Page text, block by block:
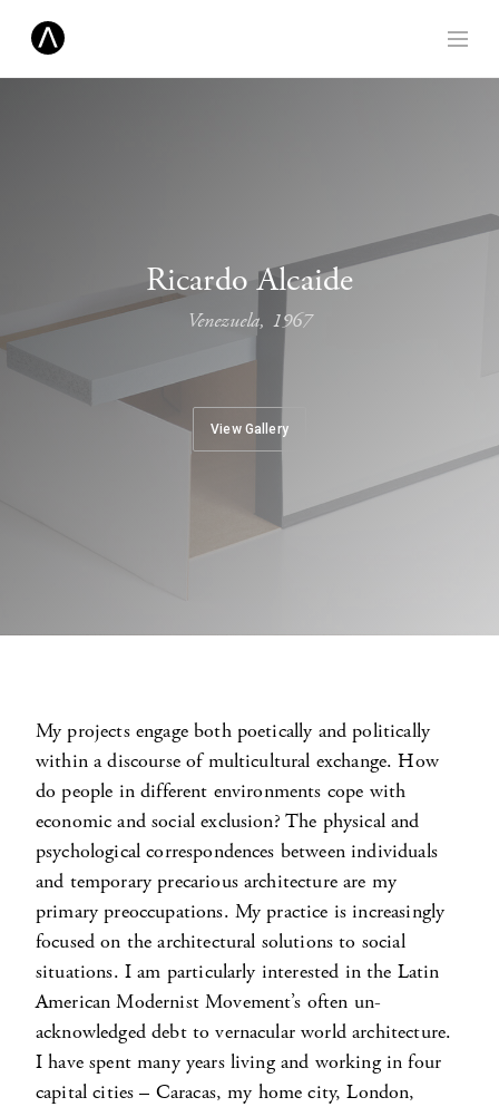
Ricardo Alcaide
Venezuela, 1967
View Gallery
My projects engage both poetically and politically
within a discourse of multicultural exchange. How
do people in different environments cope with
economic and social exclusion? The physical and
psychological correspondences between individuals
and temporary precarious architecture are my
primary preoccupations. My practice is increasingly
focused on the architectural solutions to social
situations. I am particularly interested in the Latin
American Modernist Movement’s often un-
acknowledged debt to vernacular world architecture.
I have spent many years living and working in four
capital cities – Caracas, my home city, London,